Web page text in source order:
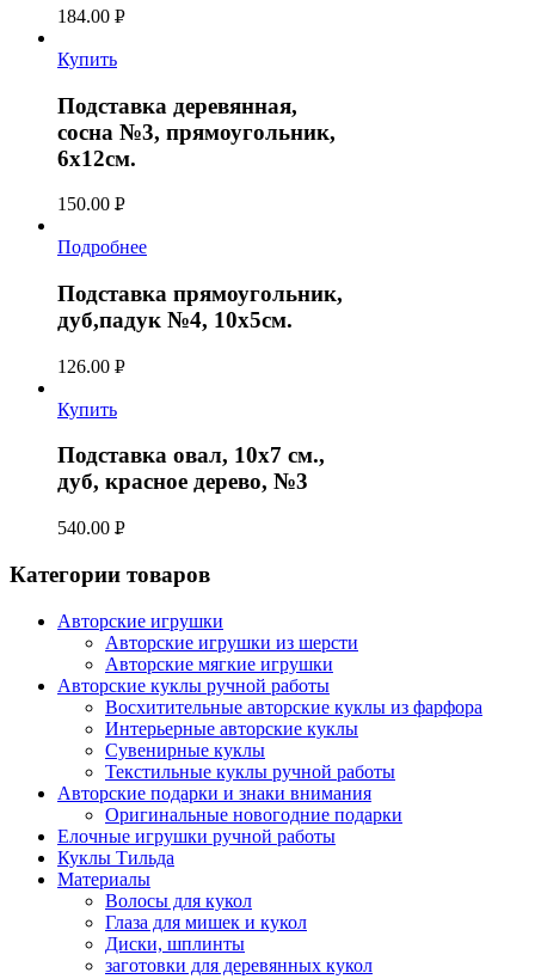
184.00 Р
Купить
Подставка деревянная,
сосна №3, прямоугольник,
6х12см.
150.00 Р
Подробнее
Подставка прямоугольник,
дуб,падук №4, 10х5см.
126.00 Р
Купить
Подставка овал, 10х7 см.,
дуб, красное дерево, №3
540.00 Р
Категории товаров
Авторские игрушки
Авторские игрушки из шерсти
Авторские мягкие игрушки
Авторские куклы ручной работы
Восхитительные авторские куклы из фарфора
Интерьерные авторские куклы
Сувенирные куклы
Текстильные куклы ручной работы
Авторские подарки и знаки внимания
Оригинальные новогодние подарки
Елочные игрушки ручной работы
Куклы Тильда
Материалы
Волосы для кукол
Глаза для мишек и кукол
Диски, шплинты
заготовки для деревянных кукол